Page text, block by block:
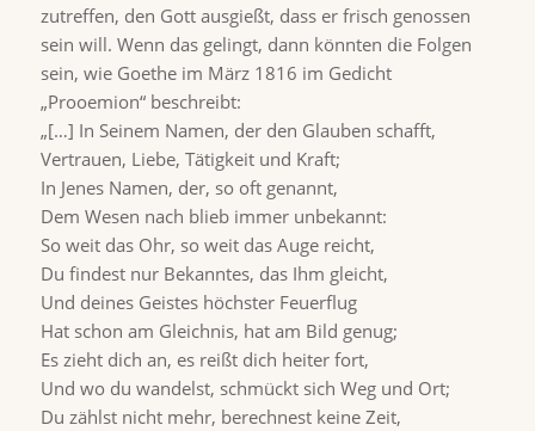
zutreffen, den Gott ausgießt, dass er frisch genossen
sein will. Wenn das gelingt, dann könnten die Folgen
sein, wie Goethe im März 1816 im Gedicht
„Prooemion“ beschreibt:
„[…] In Seinem Namen, der den Glauben schafft,
Vertrauen, Liebe, Tätigkeit und Kraft;
In Jenes Namen, der, so oft genannt,
Dem Wesen nach blieb immer unbekannt:
So weit das Ohr, so weit das Auge reicht,
Du findest nur Bekanntes, das Ihm gleicht,
Und deines Geistes höchster Feuerflug
Hat schon am Gleichnis, hat am Bild genug;
Es zieht dich an, es reißt dich heiter fort,
Und wo du wandelst, schmückt sich Weg und Ort;
Du zählst nicht mehr, berechnest keine Zeit,